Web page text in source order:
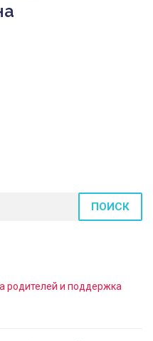
ПОИСК
родителей и поддержка